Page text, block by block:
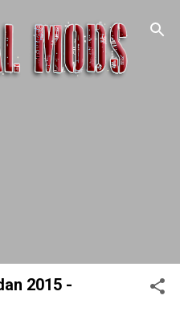
principal
2015 -